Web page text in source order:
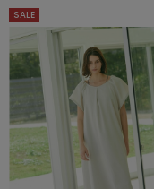
お問い合わせ
OUTLET
SALE